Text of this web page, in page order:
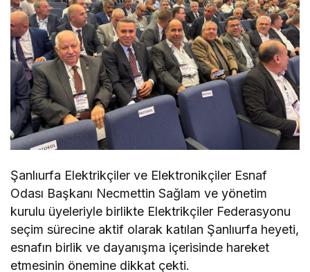
Şanlıurfa Elektrikçiler ve Elektronikçiler Esnaf
Odası Başkanı Necmettin Sağlam ve yönetim
kurulu üyeleriyle birlikte Elektrikçiler Federasyonu
seçim sürecine aktif olarak katılan Şanlıurfa heyeti,
esnafın birlik ve dayanışma içerisinde hareket
etmesinin önemine dikkat çekti.